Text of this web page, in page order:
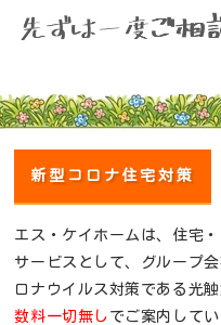
新型コロナ住宅対策
エス・ケイホームは、住宅
サービスとして、グループ
ロナウイルス対策である光
数料一切無し でご案内して